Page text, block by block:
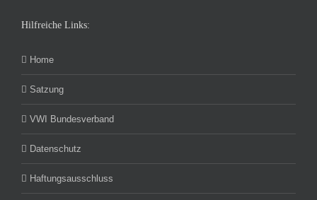
Hilfreiche Links:
Home
Satzung
VWI Bundesverband
Datenschutz
Haftungsausschluss